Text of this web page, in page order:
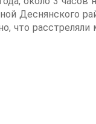
Деснянского
что расстреляли